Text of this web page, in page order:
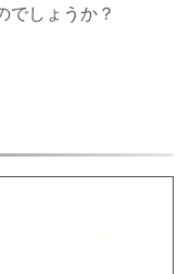
でしょうか？